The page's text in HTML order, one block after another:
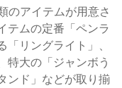
のアイテムが用意さ
テムの定番「ペンラ
リングライト」、
特大の「ジャンボう
ンド」などが取り揃